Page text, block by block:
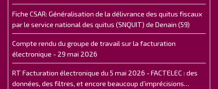
Fiche CSAR: Généralisation de la délivrance des quitus fiscaux
par le service national des quitus (SNQUIT) de Denain (59)
Compte rendu du groupe de travail sur la facturation
électronique - 29 mai 2026
RT Facturation électronique du 5 mai 2026 - FACTELEC : des
données, des filtres, et encore beaucoup d’imprécisions…